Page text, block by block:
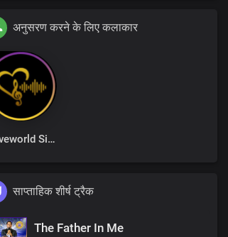
अनुसरण करने के लिए कलाकार
Loveworld Singers
साप्ताहिक शीर्ष ट्रैक
The Father In Me